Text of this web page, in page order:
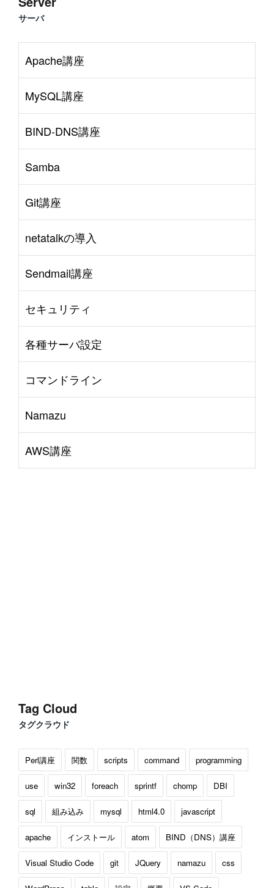
サーバ
Apache講座
MySQL講座
BIND-DNS講座
Samba
Git講座
netatalkの導入
Sendmail講座
セキュリティ
各種サーバ設定
コマンドライン
Namazu
AWS講座
Tag Cloud
タグクラウド
Perl講座 関数 scripts command programming
use win32 foreach sprintf chomp DBI
sql 組み込み mysql html4.0 javascript
apache インストール atom BIND（DNS）講座
Visual Studio Code git JQuery namazu css